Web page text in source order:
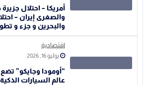
أمريكا – احتلال
والصغرى إيران –
والبحرين و جزء و
اقتصادية
يوليو 16, 2026
“أومودا وجايكو”
عالم السيارات